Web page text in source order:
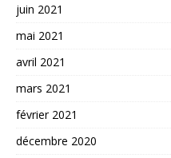
juin 2021
mai 2021
avril 2021
mars 2021
février 2021
décembre 2020